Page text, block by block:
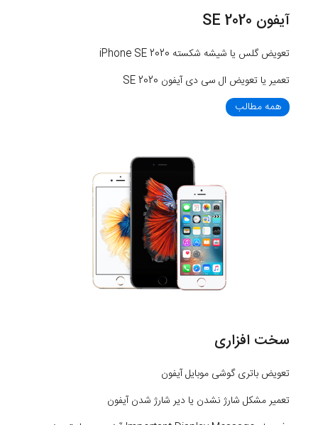
آیفون SE 2020
تعویض گلس یا شیشه شکسته iPhone SE 2020
تعمیر یا تعویض ال سی دی آیفون SE 2020
همه مطالب
سخت افزاری
تعویض باتری گوشی موبایل آیفون
تعمیر مشکل شارژ نشدن یا دیر شارژ شدن آیفون